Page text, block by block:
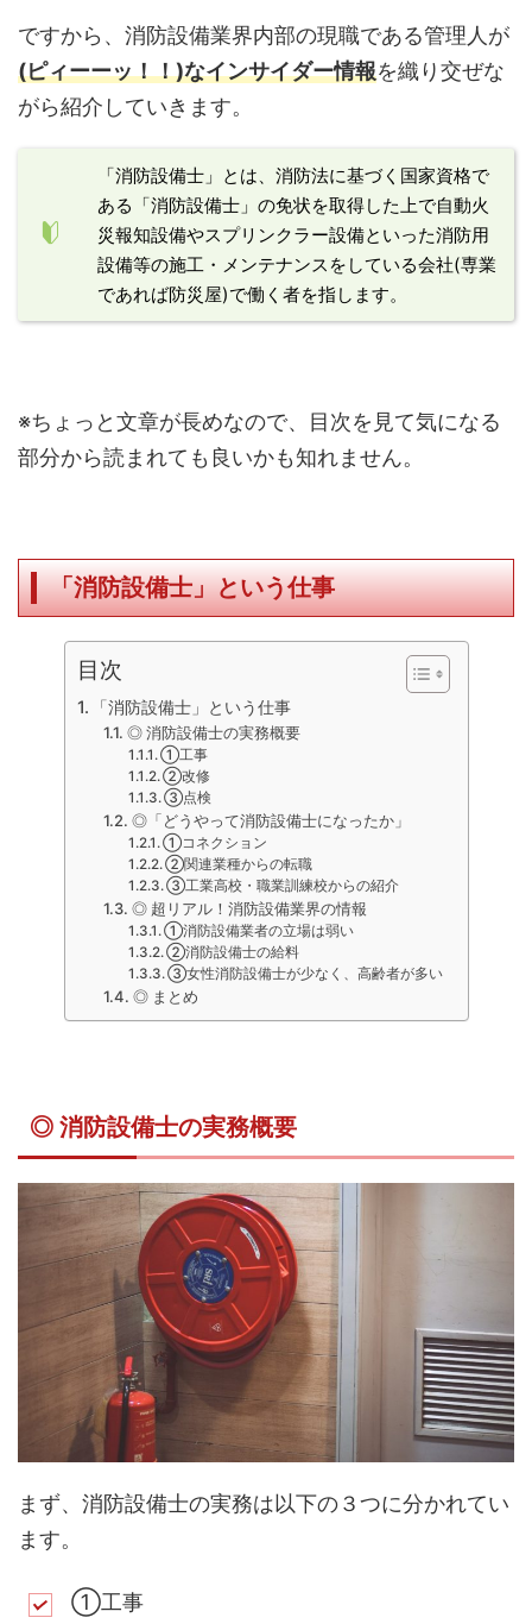
ですから、消防設備業界内部の現職である管理人が
(ピィーーッ！！)なインサイダー情報を織り交ぜな
がら紹介していきます。
「消防設備士」とは、消防法に基づく国家資格で
ある「消防設備士」の免状を取得した上で自動火
災報知設備やスプリンクラー設備といった消防用
設備等の施工・メンテナンスをしている会社(専業
であれば防災屋)で働く者を指します。
※ちょっと文章が長めなので、目次を見て気になる
部分から読まれても良いかも知れません。
「消防設備士」という仕事
目次
「消防設備士」という仕事
◎ 消防設備士の実務概要
①工事
②改修
③点検
◎「どうやって消防設備士になったか」
①コネクション
②関連業種からの転職
③工業高校・職業訓練校からの紹介
◎ 超リアル！消防設備業界の情報
①消防設備業者の立場は弱い
②消防設備士の給料
③女性消防設備士が少なく、高齢者が多い
◎ まとめ
◎ 消防設備士の実務概要
まず、消防設備士の実務は以下の３つに分かれてい
ます。
①工事